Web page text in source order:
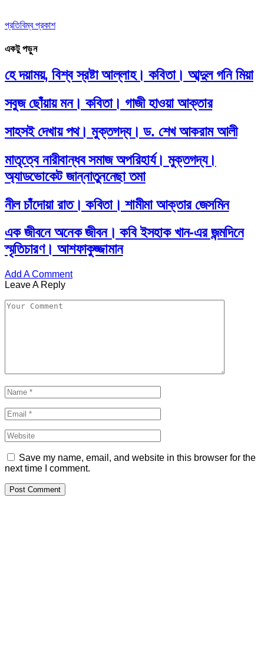
প্রতিবিম্ব প্রকাশ
একটু পড়ুন
হে দয়াময়, বিশ্ব স্রষ্টা আল্লাহ। কবিতা। আব্দুল গনি মিয়া
সবুজ ছোঁয়ায় মন। কবিতা। গাজী হাওয়া আক্তার
সাহসই দেখায় পথ। মুক্তগদ্য। ড. শেখ আকরাম আলী
মাতৃত্বে নারীবান্ধব সমাজ অপরিহার্য। মুক্তগদ্য।
অ্যাডভোকেট জান্নাতুননেছা তমা
নীল চাঁদোয়া রাত। কবিতা। শামীমা আক্তার জেসমিন
এক জীবনে অনেক জীবন। কবি ইসহাক খান-এর জন্মদিনে
স্মৃতিচারণ। আশফাকুজ্জামান
Add A Comment
Leave A Reply
Save my name, email, and website in this browser for the
next time I comment.